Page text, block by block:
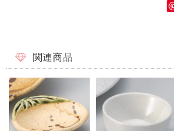
関連商品